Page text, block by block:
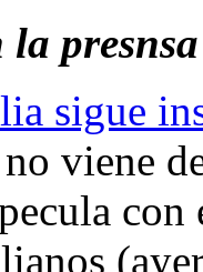
la
sigue
viene